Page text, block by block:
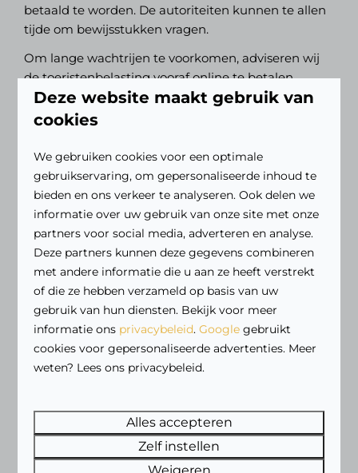
betaald te worden. De autoriteiten kunnen te allen
tijde om bewijsstukken vragen.
Om lange wachtrijen te voorkomen, adviseren wij
de toeristenbelasting vooraf online te betalen.
Online betalen
voldaan via de link bovenaan deze pagina. Dit kan
vanaf 7 dagen voor vertreken is mogelijk via
creditcard of iDEAL. 💡Regel uw QR-code vóór
aankomstom onnodig lange wachttijden te
voorkomen.
Mocht een online betaling niet lukken, dan kunt u
de optie‘Pay at Kiosk’selecteren en toch alvast
een QR-code ontvangen. Hiermee kunt u bij
aankomst op de luchthaven direct betalen met
creditcard of pin/maestro.Let op:Contante
betalingen wordennietgeaccepteerd.
👉
https://bonairegov.com/inwoners/toeristenbelasting
Deze website maakt gebruik van
cookies
We gebruiken cookies voor een optimale
gebruikservaring, om gepersonaliseerde inhoud te
bieden en ons verkeer te analyseren. Ook delen we
informatie over uw gebruik van onze site met onze
partners voor social media, adverteren en analyse.
Deze partners kunnen deze gegevens combineren
met andere informatie die u aan ze heeft verstrekt
of die ze hebben verzameld op basis van uw
gebruik van hun diensten. Bekijk voor meer
informatie ons privacybeleid.Google gebruikt
cookies voor gepersonaliseerde advertenties. Meer
weten? Lees ons privacybeleid.
Alles accepteren
Zelf instellen
Weigeren